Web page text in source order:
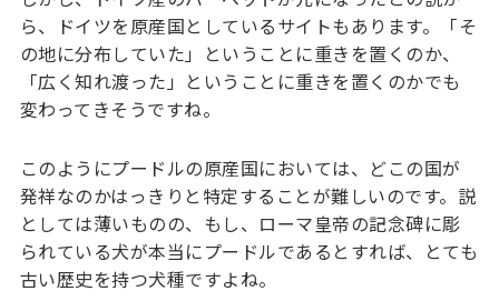
ら、ドイツを原産国としているサイトもあります。「そ
の地に分布していた」ということに重きを置くのか、
「広く知れ渡った」ということに重きを置くのかでも
変わってきそうですね。
このようにプードルの原産国においては、どこの国が
発祥なのかはっきりと特定することが難しいのです。説
としては薄いものの、もし、ローマ皇帝の記念碑に彫
られている犬が本当にプードルであるとすれば、とても
古い歴史を持つ犬種ですよね。